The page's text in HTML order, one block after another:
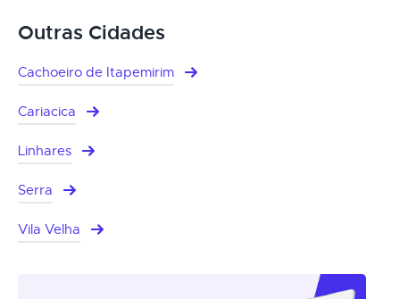
Outras Cidades
Cachoeiro de Itapemirim
Cariacica
Linhares
Serra
Vila Velha